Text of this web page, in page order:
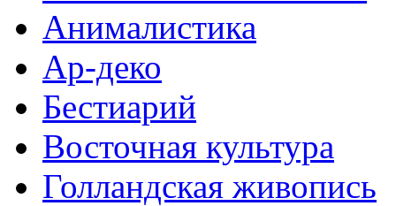
Анималистика
Ар-деко
Бестиарий
Восточная культура
Голландская живопись